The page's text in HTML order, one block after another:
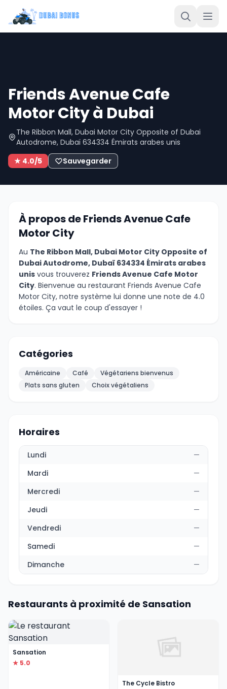
Friends Avenue Cafe
Motor City à Dubai
The Ribbon Mall, Dubai Motor City Opposite of Dubai
Autodrome, Dubaï 634334 Émirats arabes unis
★ 4.0/5
Sauvegarder
À propos de Friends Avenue Cafe
Motor City
Au The Ribbon Mall, Dubai Motor City Opposite of
Dubai Autodrome, Dubaï 634334 Émirats arabes
unis vous trouverez Friends Avenue Cafe Motor
City. Bienvenue au restaurant Friends Avenue Cafe
Motor City, notre système lui donne une note de 4.0
étoiles. Ça vaut le coup d'essayer !
Catégories
Américaine Café
Végétariens bienvenus
Plats sans gluten
Choix végétaliens
Horaires
Lundi
—
Mardi
—
Mercredi
—
Jeudi
—
Vendredi
—
Samedi
—
Dimanche
—
Restaurants à proximité de Sansation
Sansation
★ 5.0
The Cycle Bistro